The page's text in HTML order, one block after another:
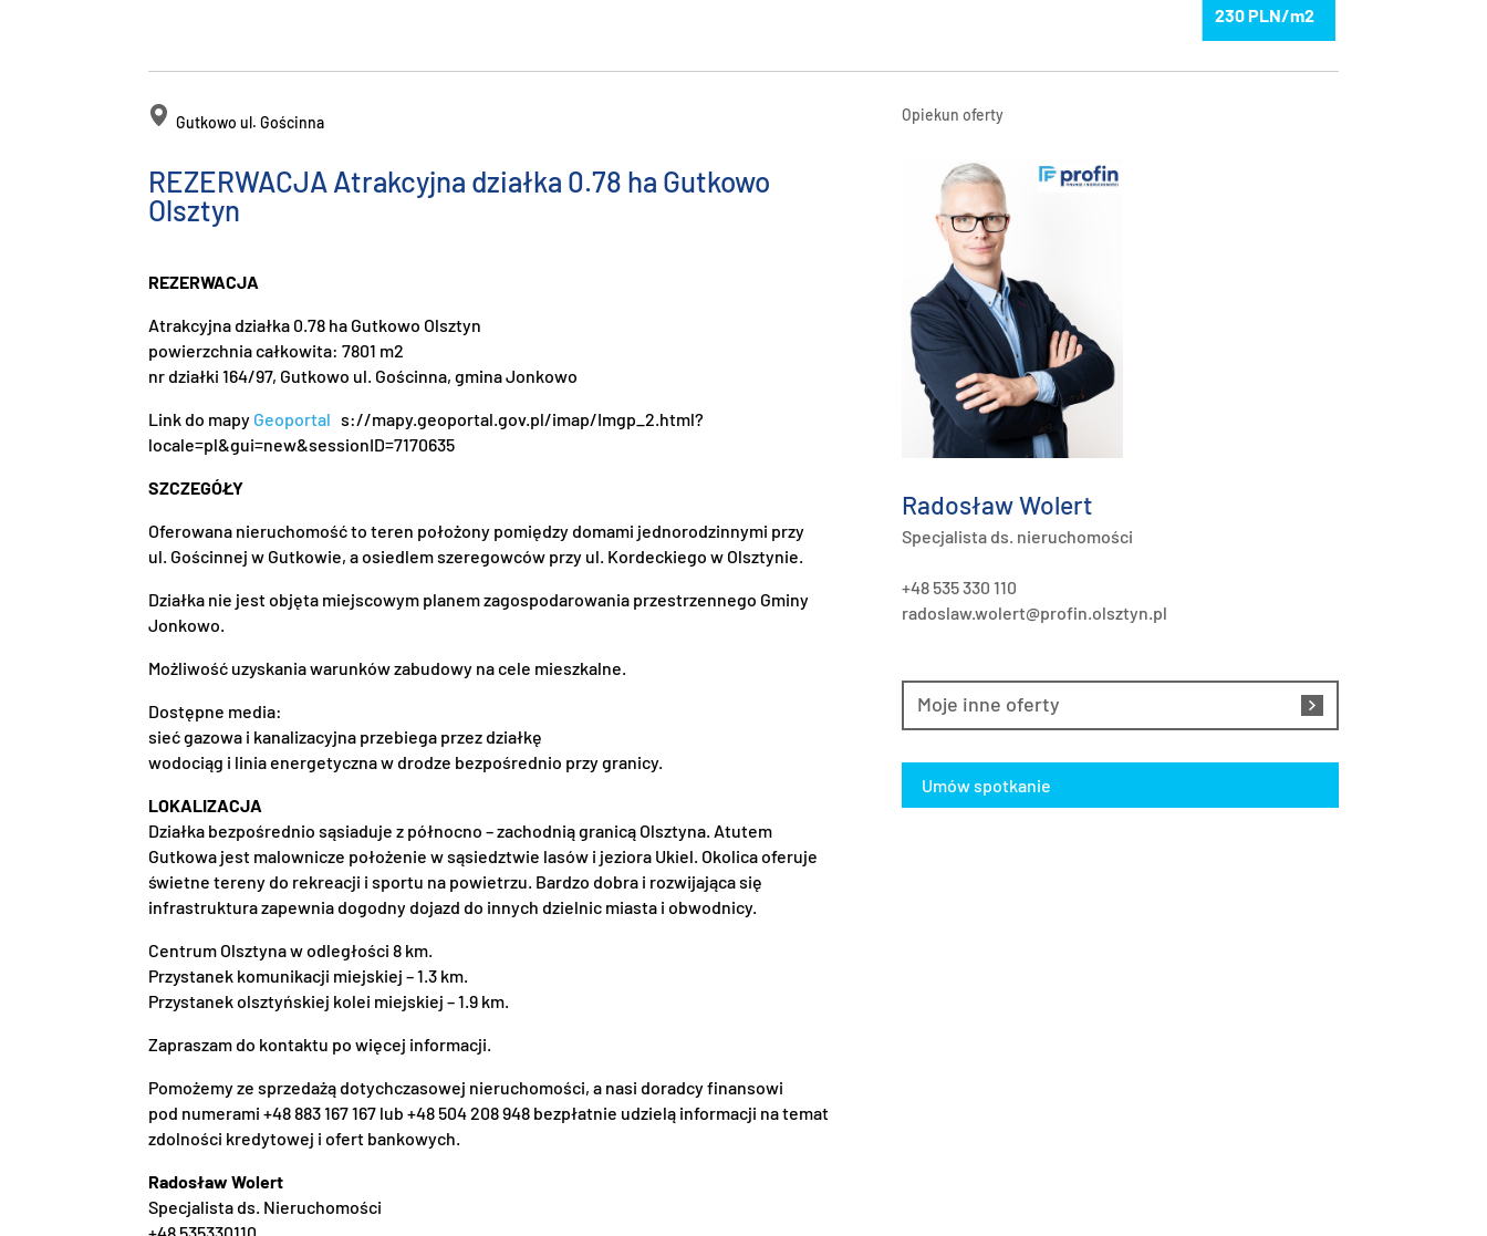
230
Gutkowo ul. Gościnna
REZERWACJA Atrakcyjna działka 0.78 ha Gutkowo
Olsztyn
REZERWACJA
Atrakcyjna działka 0.78 ha Gutkowo Olsztyn
powierzchnia całkowita: 7801 m2
nr działki 164/97, Gutkowo ul. Gościnna, gmina Jonkowo
Link do mapy Geoportals://mapy.geoportal.gov.pl/imap/Imgp_2.html?
locale=pl&gui=new&sessionID=7170635
SZCZEGÓŁY
Oferowana nieruchomość to teren położony pomiędzy domami jednorodzinnymi przy
ul. Gościnnej w Gutkowie, a osiedlem szeregowców przy ul. Kordeckiego w Olsztynie.
Działka nie jest objęta miejscowym planem zagospodarowania przestrzennego Gminy
Jonkowo.
Możliwość uzyskania warunków zabudowy na cele mieszkalne.
Dostępne media:
sieć gazowa i kanalizacyjna przebiega przez działkę
wodociąg i linia energetyczna w drodze bezpośrednio przy granicy.
LOKALIZACJA
Działka bezpośrednio sąsiaduje z północno – zachodnią granicą Olsztyna. Atutem
Gutkowa jest malownicze położenie w sąsiedztwie lasów i jeziora Ukiel. Okolica oferuje
świetne tereny do rekreacji i sportu na powietrzu. Bardzo dobra i rozwijająca się
infrastruktura zapewnia dogodny dojazd do innych dzielnic miasta i obwodnicy.
Centrum Olsztyna w odległości 8 km.
Przystanek komunikacji miejskiej – 1.3 km.
Przystanek olsztyńskiej kolei miejskiej – 1.9 km.
Zapraszam do kontaktu po więcej informacji.
Pomożemy ze sprzedażą dotychczasowej nieruchomości, a nasi doradcy finansowi
pod numerami +48 883 167 167 lub +48 504 208 948 bezpłatnie udzielą informacji na temat
zdolności kredytowej i ofert bankowych.
Radosław Wolert
Specjalista ds. Nieruchomości
Opiekun oferty
Radosław Wolert
Specjalista ds. nieruchomości
+48 535 330 110
radoslaw.wolert@profin.olsztyn.pl
Moje inne oferty
Umów spotkanie